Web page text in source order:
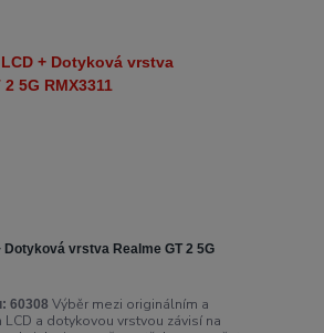
Dotyková vrstva Realme GT 2 5G
60308 Výběr mezi originálním a
a dotykovou vrstvou závisí na